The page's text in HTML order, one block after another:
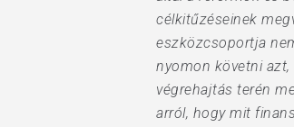
célkitűzéseinek
eszközcsoportja
nyomon követni
végrehajtás terén
arról, hogy mit